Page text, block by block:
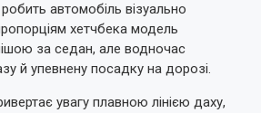
автомобіль візуально
хетчбека модель
за седан, але водночас
й упевнену посадку на дорозі.
увагу плавною лінією даху,